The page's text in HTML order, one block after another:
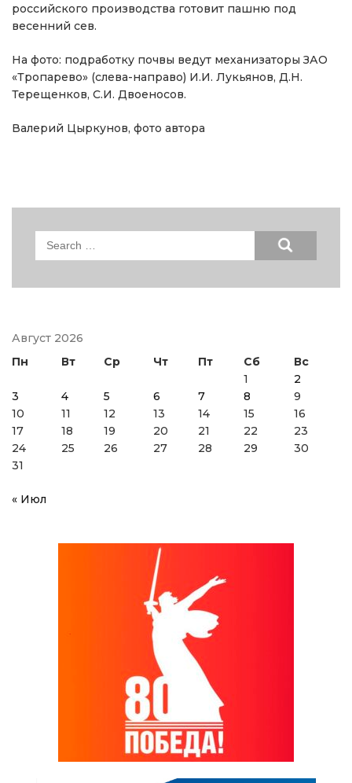
российского производства готовит пашню под
весенний сев.
На фото: подработку почвы ведут механизаторы ЗАО
«Тропарево» (слева-направо) И.И. Лукьянов, Д.Н.
Терещенков, С.И. Двоеносов.
Валерий Цыркунов, фото автора
Search
Август 2026
Пн
Вт Ср Чт Пт Сб
Вс
1
2
3
4 5 6 7 8
9
10
11 12 13 14 15
16
17
18 19 20 21 22
23
24
25 26 27 28 29
30
31
« Июл